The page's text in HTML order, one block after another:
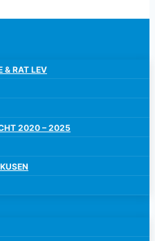
& RAT LEV
2020 – 2025